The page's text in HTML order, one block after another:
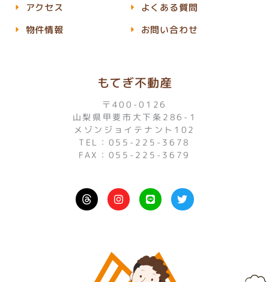
もてぎ不動産
〒400-0126
山梨県甲斐市大下条286-1
メゾンジョイテナント102
TEL：055-225-3678
FAX：055-225-3679
I
n
s
r
a
m
L
i
n
T
w
i
アクセス
物件情報
よくある質問
お問い合わせ